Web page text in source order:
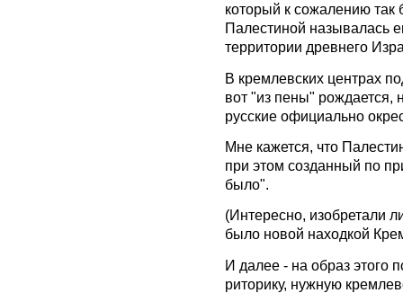
который к сожалению
Палестиной называлась
территории древнего
В кремлевских центрах
вот "из пены" рождается,
русские официально
Мне кажется, что
при этом созданный по
было".
(Интересно, изобретали
было новой находкой
И далее - на образ этого
риторику, нужную